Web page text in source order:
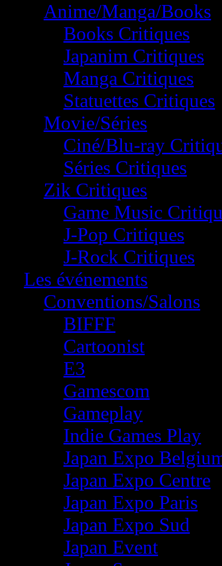
Anime/Manga/Books
Books Critiques
Japanim Critiques
Manga Critiques
Statuettes Critiques
Movie/Séries
Ciné/Blu-ray
Séries Critiques
Zik Critiques
Game Music
J-Pop Critiques
J-Rock Critiques
Les événements
Conventions/Salons
BIFFF
Cartoonist
E3
Gamescom
Gameplay
Indie Games Play
Japan Expo
Japan Expo Centre
Japan Expo Paris
Japan Expo Sud
Japan Event